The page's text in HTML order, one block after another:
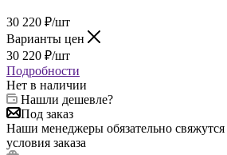
30 220 ₽/шт
Варианты цен
30 220 ₽/шт
Подробности
Нет в наличии
Нашли дешевле?
Под заказ
Наши менеджеры обязательно
условия заказа